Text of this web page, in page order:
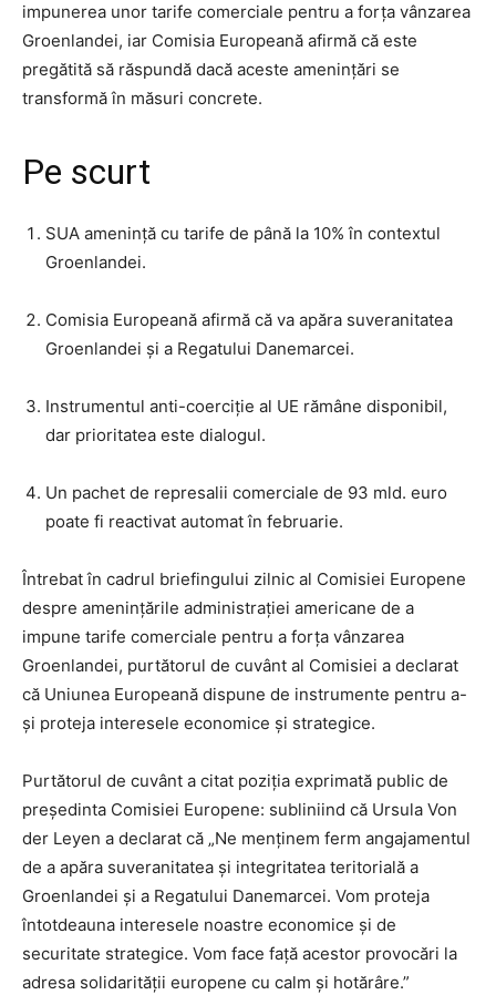
impunerea unor tarife comerciale pentru a forța vânzarea
Groenlandei, iar Comisia Europeană afirmă că este
pregătită să răspundă dacă aceste amenințări se
transformă în măsuri concrete.
Pe scurt
SUA amenință cu tarife de până la 10% în contextul
Groenlandei.
Comisia Europeană afirmă că va apăra suveranitatea
Groenlandei și a Regatului Danemarcei.
Instrumentul anti-coerciție al UE rămâne disponibil,
dar prioritatea este dialogul.
Un pachet de represalii comerciale de 93 mld. euro
poate fi reactivat automat în februarie.
Întrebat în cadrul briefingului zilnic al Comisiei Europene
despre amenințările administrației americane de a
impune tarife comerciale pentru a forța vânzarea
Groenlandei, purtătorul de cuvânt al Comisiei a declarat
că Uniunea Europeană dispune de instrumente pentru a-
și proteja interesele economice și strategice.
Purtătorul de cuvânt a citat poziția exprimată public de
președinta Comisiei Europene: subliniind că Ursula Von
der Leyen a declarat că „Ne menținem ferm angajamentul
de a apăra suveranitatea și integritatea teritorială a
Groenlandei și a Regatului Danemarcei. Vom proteja
întotdeauna interesele noastre economice și de
securitate strategice. Vom face față acestor provocări la
adresa solidarității europene cu calm și hotărâre.”